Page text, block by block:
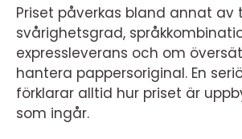
Priset påverkas bland annat av
svårighetsgrad,
expressleverans och om
hantera pappersoriginal. En
förklarar alltid hur priset är
som ingår.